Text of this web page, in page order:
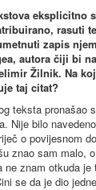
eksplicitno
rasuti
zapis
autora čiji bi
Žilnik. Na
taj citat?
teksta pronašao
Nije bilo
o povijesnom
znao sam malo,
ne znam otkuda
se da je dio